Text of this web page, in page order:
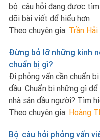
bộ câu hỏi đang được tìm
dõi bài viết để hiểu hơn
Theo chuyên gia: Trần
Đừng bỏ lỡ những kinh
chuẩn bị gì?
Đi phỏng vấn cần chuẩn
đầu. Chuẩn bị những gì
nhà săn đầu người? Tìm
Theo chuyên gia: Hoàng
Bộ câu hỏi phỏng vấn